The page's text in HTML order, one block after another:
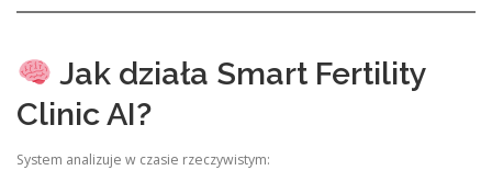
Jak działa Smart Fertility
Clinic AI?
System analizuje w czasie rzeczywistym: